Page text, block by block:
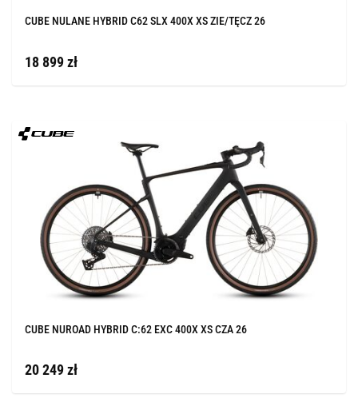
CUBE NULANE HYBRID C62 SLX 400X XS ZIE/TĘCZ 26
18 899 zł
CUBE NUROAD HYBRID C:62 EXC 400X XS CZA 26
20 249 zł